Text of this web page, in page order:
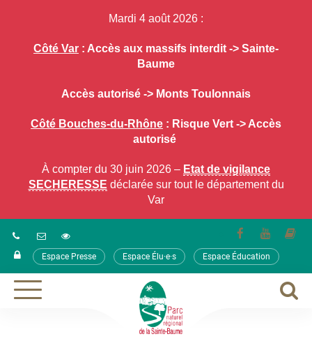
Mardi 4 août 2026 :
Côté Var : Accès aux massifs interdit -> Sainte-
Baume
Accès autorisé -> Monts Toulonnais
Côté Bouches-du-Rhône : Risque Vert -> Accès
autorisé
À compter du 30 juin 2026 – Etat de vigilance
SECHERESSE déclarée sur tout le département du
Var
Lien
le
Facebook
Lien
la
Youtube
Espace Presse Espace Élu·e·s Espace Éducation
Aller
à